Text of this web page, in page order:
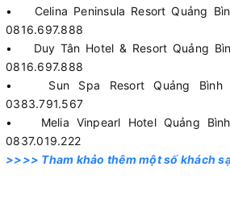
• Celina Peninsula Resort Quảng
0816.697.888
• Duy Tân Hotel & Resort Quảng
0816.697.888
• Sun Spa Resort Quảng Bình
0383.791.567
• Melia Vinpearl Hotel Quảng
0837.019.222
>>>> Tham khảo thêm một số khách